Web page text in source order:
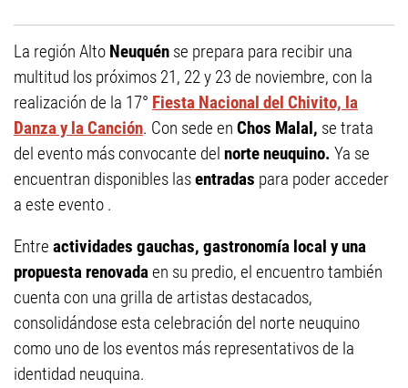
La región Alto Neuquén se prepara para recibir una
multitud los próximos 21, 22 y 23 de noviembre, con la
realización de la 17° Fiesta Nacional del Chivito, la
Danza y la Canción. Con sede en Chos Malal, se trata
del evento más convocante del norte neuquino. Ya se
encuentran disponibles lasentradas para poder acceder
a este evento .
Entre actividades gauchas, gastronomía local y una
propuesta renovadaen su predio, el encuentro también
cuenta con una grilla de artistas destacados,
consolidándose esta celebración del norte neuquino
como uno de los eventos más representativos de la
identidad neuquina.